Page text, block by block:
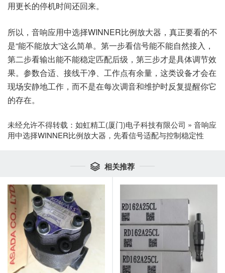
用更长的停机时间还回来。
所以，音响应用中选择WINNER比例放大器，真正要看的不
是“能不能放大”这么简单。第一步看信号能不能自然接入，
第二步看输出能不能稳定匹配后级，第三步才是具体调节效
果。参数合适、接线干净、工作点有余量，这类设备才会在
现场安静地工作，而不是在每次调音和维护时反复提醒你它
的存在。
未经允许不得转载： 如虹精工(厦门)电子科技有限公司 » 音响应
用中选择WINNER比例放大器，先看信号适配与控制稳定性
 相关推荐